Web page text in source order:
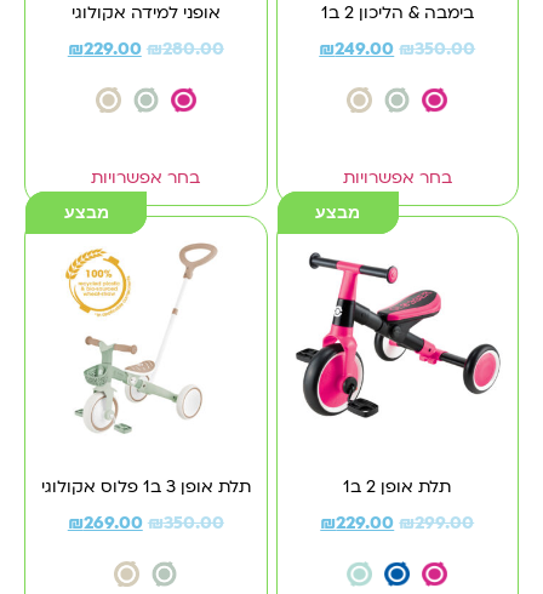
בימבה & הליכון 2 ב1
₪350.00
₪249.00
בחר אפשרויות
אופני למידה אקולוגי
₪280.00
₪229.00
בחר אפשרויות
מבצע
מבצע
תלת אופן 2 ב1
₪299.00
₪229.00
מבצע
מבצע
תלת אופן 3 ב1 פלוס אקולוגי
₪350.00
₪269.00